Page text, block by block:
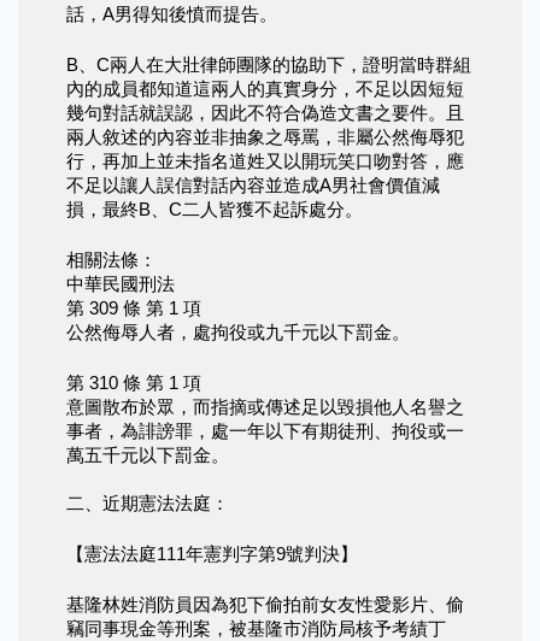
話，A男得知後憤而提告。
B、C兩人在大壯律師團隊的協助下，證明當時群組
內的成員都知道這兩人的真實身分，不足以因短短
幾句對話就誤認，因此不符合偽造文書之要件。且
兩人敘述的內容並非抽象之辱罵，非屬公然侮辱犯
行，再加上並未指名道姓又以開玩笑口吻對答，應
不足以讓人誤信對話內容並造成A男社會價值減
損，最終B、C二人皆獲不起訴處分。
相關法條：
中華民國刑法
第 309 條 第 1 項
公然侮辱人者，處拘役或九千元以下罰金。
第 310 條 第 1 項
意圖散布於眾，而指摘或傳述足以毀損他人名譽之
事者，為誹謗罪，處一年以下有期徒刑、拘役或一
萬五千元以下罰金。
二、近期憲法法庭：
【憲法法庭111年憲判字第9號判決】
基隆林姓消防員因為犯下偷拍前女友性愛影片、偷
竊同事現金等刑案，被基隆市消防局核予考績丁